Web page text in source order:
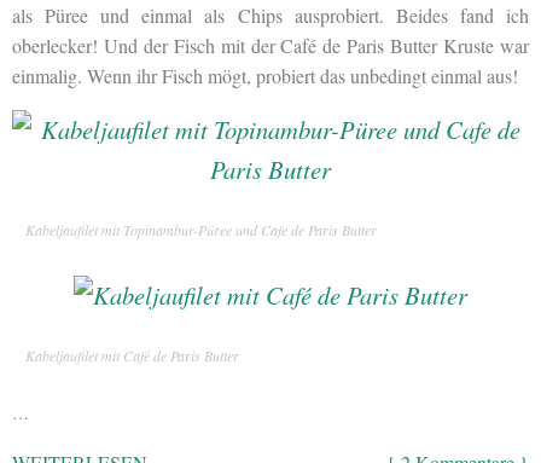
als Püree und einmal als Chips ausprobiert. Beides fand ich
oberlecker! Und der Fisch mit der Café de Paris Butter Kruste war
einmalig. Wenn ihr Fisch mögt, probiert das unbedingt einmal aus!
Kabeljaufilet mit Topinambur-Püree und Cafe de Paris Butter
Kabeljaufilet mit Café de Paris Butter
…